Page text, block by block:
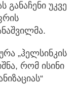
უკვე
„ჰელსინკის
რომ ისინი